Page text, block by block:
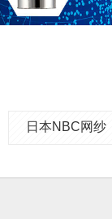
日本NBC网纱